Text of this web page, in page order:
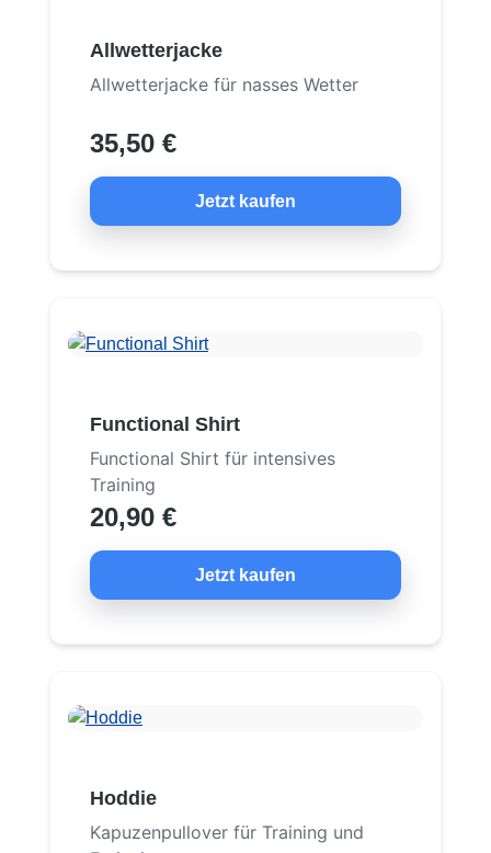
Allwetterjacke
Allwetterjacke für nasses Wetter
35,50 €
Jetzt kaufen
Functional Shirt
Functional Shirt für intensives
Training
20,90 €
Jetzt kaufen
Hoddie
Kapuzenpullover für Training und